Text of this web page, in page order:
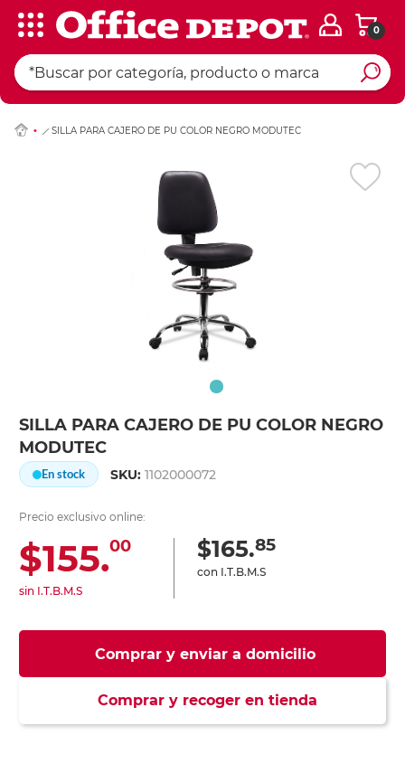
0
SILLA PARA CAJERO DE PU COLOR NEGRO MODUTEC
SILLA PARA CAJERO DE PU COLOR NEGRO
MODUTEC
En stock SKU:1102000072
Precio exclusivo online:
$155.00
sin I.T.B.M.S
$165.85
con I.T.B.M.S
Comprar y enviar a domicilio
Comprar y recoger en tienda
Ingresar Codigo